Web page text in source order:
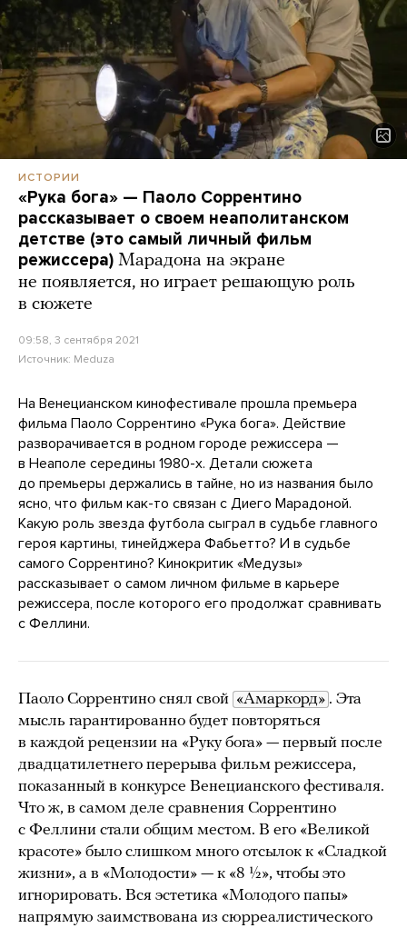
ИСТОРИИ
«Рука бога» — Паоло Соррентино
рассказывает о своем неаполитанском
детстве (это самый личный фильм
режиссера) Марадона на экране
не появляется, но играет решающую роль
в сюжете
09:58, 3 сентября 2021
Источник: Meduza
На Венецианском кинофестивале прошла премьера
фильма Паоло Соррентино «Рука бога». Действие
разворачивается в родном городе режиссера —
в Неаполе середины 1980-х. Детали сюжета
до премьеры держались в тайне, но из названия было
ясно, что фильм как-то связан с Диего Марадоной.
Какую роль звезда футбола сыграл в судьбе главного
героя картины, тинейджера Фабьетто? И в судьбе
самого Соррентино? Кинокритик «Медузы»
рассказывает о самом личном фильме в карьере
режиссера, после которого его продолжат сравнивать
с Феллини.
Паоло Соррентино снял свой «Амаркорд» . Эта
мысль гарантированно будет повторяться
в каждой рецензии на «Руку бога» — первый после
двадцатилетнего перерыва фильм режиссера,
показанный в конкурсе Венецианского фестиваля.
Что ж, в самом деле сравнения Соррентино
с Феллини стали общим местом. В его «Великой
красоте» было слишком много отсылок к «Сладкой
жизни», а в «Молодости» — к «8 ½», чтобы это
игнорировать. Вся эстетика «Молодого папы»
напрямую заимствована из сюрреалистического